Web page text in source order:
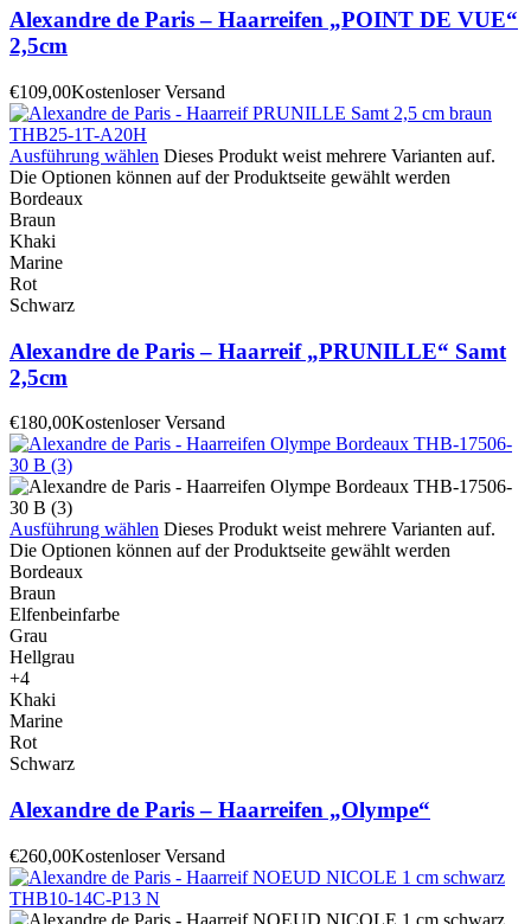
Alexandre de Paris – Haarreifen „POINT DE VUE“
2,5cm
€109,00Kostenloser Versand
Ausführung wählen Dieses Produkt weist mehrere Varianten auf.
Die Optionen können auf der Produktseite gewählt werden
Bordeaux
Braun
Khaki
Marine
Rot
Schwarz
Alexandre de Paris – Haarreif „PRUNILLE“ Samt
2,5cm
€180,00Kostenloser Versand
Ausführung wählen Dieses Produkt weist mehrere Varianten auf.
Die Optionen können auf der Produktseite gewählt werden
Bordeaux
Braun
Elfenbeinfarbe
Grau
Hellgrau
+4
Khaki
Marine
Rot
Schwarz
Alexandre de Paris – Haarreifen „Olympe“
€260,00Kostenloser Versand